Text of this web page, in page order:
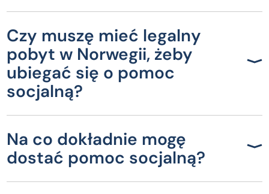
Czy muszę mieć legalny
pobyt w Norwegii, żeby
ubiegać się o pomoc
socjalną?
Na co dokładnie mogę
dostać pomoc socjalną?